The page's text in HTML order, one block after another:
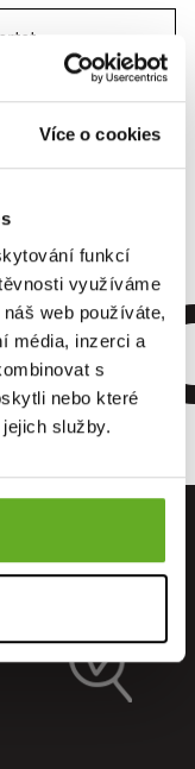
Více o cookies
funkcí
využíváme
web používáte,
média, inzerci a
s
nebo které
služby.
Sie sich einloggen.